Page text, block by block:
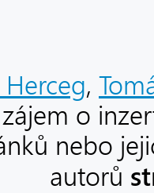
Herceg,
o
nebo
autorů